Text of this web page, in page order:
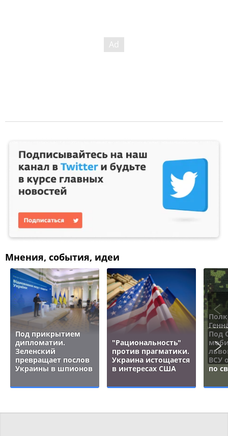
Мнения, события, идеи
Под прикрытием
дипломатии.
Зеленский
превращает послов
Украины в шпионов
"Рациональность"
против прагматики.
Украина истощается
в интересах США
Под
ВСУ
по